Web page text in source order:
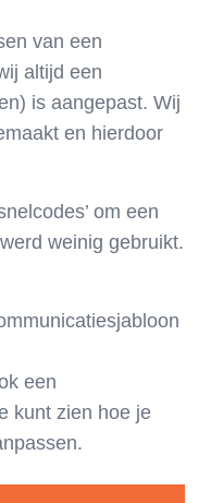
van een
altijd een
is aangepast. Wij
en hierdoor
om een
weinig gebruikt.
een
kunt zien hoe je